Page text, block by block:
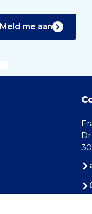
Meld me aan